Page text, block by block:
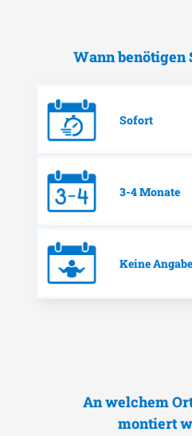
Wann benötigen
Sofort
3-4 Monate
Keine
An welchem
montiert